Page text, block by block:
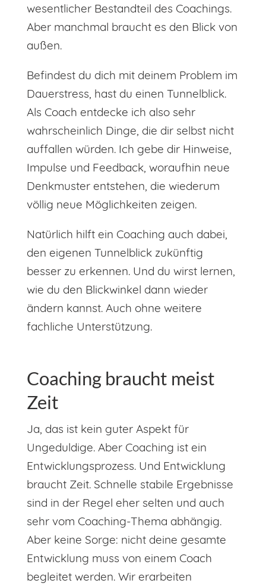
wesentlicher Bestandteil des Coachings.
Aber manchmal braucht es den Blick von
außen.
Befindest du dich mit deinem Problem im
Dauerstress, hast du einen Tunnelblick.
Als Coach entdecke ich also sehr
wahrscheinlich Dinge, die dir selbst nicht
auffallen würden. Ich gebe dir Hinweise,
Impulse und Feedback, woraufhin neue
Denkmuster entstehen, die wiederum
völlig neue Möglichkeiten zeigen.
Natürlich hilft ein Coaching auch dabei,
den eigenen Tunnelblick zukünftig
besser zu erkennen. Und du wirst lernen,
wie du den Blickwinkel dann wieder
ändern kannst. Auch ohne weitere
fachliche Unterstützung.
Coaching braucht meist
Zeit
Ja, das ist kein guter Aspekt für
Ungeduldige. Aber Coaching ist ein
Entwicklungsprozess. Und Entwicklung
braucht Zeit. Schnelle stabile Ergebnisse
sind in der Regel eher selten und auch
sehr vom Coaching-Thema abhängig.
Aber keine Sorge: nicht deine gesamte
Entwicklung muss von einem Coach
begleitet werden. Wir erarbeiten